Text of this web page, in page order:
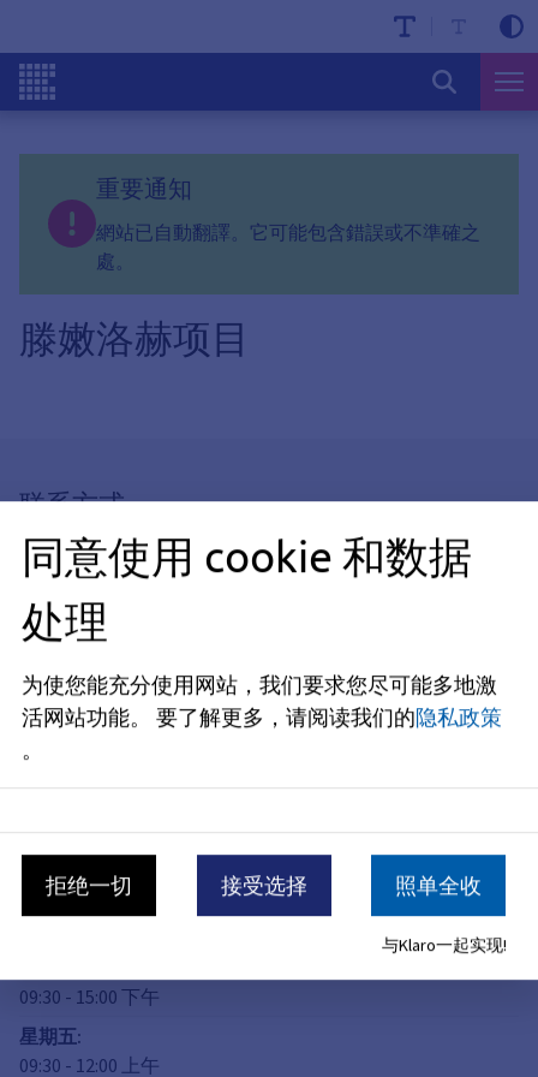
重要通知
網站已自動翻譯。它可能包含錯誤或不準確之
處。
滕嫩洛赫项目
联系方式
公民参与和志愿服务办公室
地址
91054Erlangen
开放时间
现已关闭
星期一:
09:30-15:00下午
星期二:
09:30 - 15:00 下午
星期五:
09:30 - 12:00 上午
同意使用 cookie 和数据
处理
为使您能充分使用网站，我们要求您尽可能多地激
活网站功能。
要了解更多，请阅读我们的隐私政策
。
拒绝一切 接受选择 照单全收
与Klaro一起实现!